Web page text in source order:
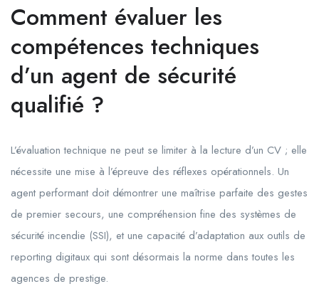
Comment évaluer les
compétences techniques
d’un agent de sécurité
qualifié ?
L’évaluation technique ne peut se limiter à la lecture d’un CV ; elle
nécessite une mise à l’épreuve des réflexes opérationnels. Un
agent performant doit démontrer une maîtrise parfaite des gestes
de premier secours, une compréhension fine des systèmes de
sécurité incendie (SSI), et une capacité d’adaptation aux outils de
reporting digitaux qui sont désormais la norme dans toutes les
agences de prestige.